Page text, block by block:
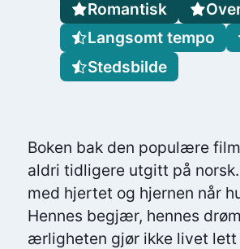
Boken bak den populære
aldri tidligere utgitt på
med hjertet og hjernen når
Hennes begjær, hennes
ærligheten gjør ikke livet lett
Romantisk
Langsomt tempo
Stedsbilde